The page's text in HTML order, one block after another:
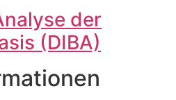
der
(DIBA)